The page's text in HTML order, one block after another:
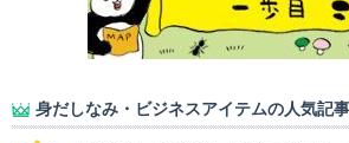
身だしなみ・ビジネスアイテムの人気記